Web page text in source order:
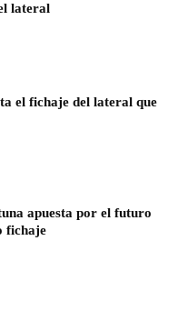
lateral
el fichaje del lateral que
apuesta por el futuro
fichaje